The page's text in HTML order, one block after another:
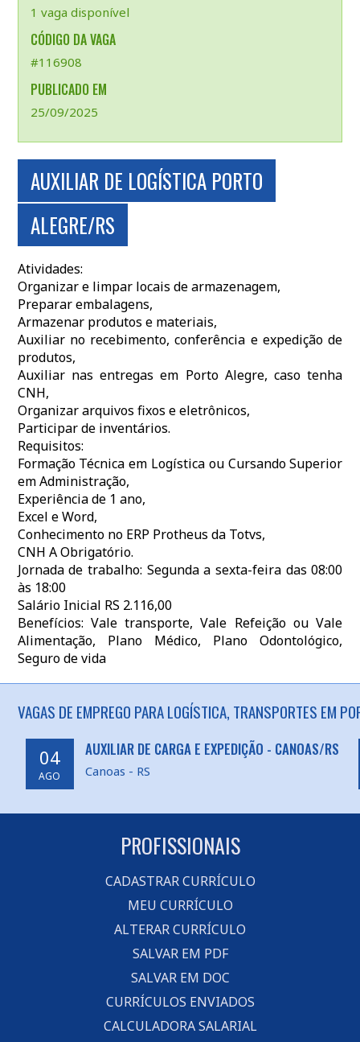
1 vaga disponível
CÓDIGO DA VAGA
#116908
PUBLICADO EM
25/09/2025
AUXILIAR DE LOGÍSTICA PORTO
ALEGRE/RS
Atividades:
Organizar e limpar locais de armazenagem,
Preparar embalagens,
Armazenar produtos e materiais,
Auxiliar no recebimento, conferência e expedição de
produtos,
Auxiliar nas entregas em Porto Alegre, caso tenha
CNH,
Organizar arquivos fixos e eletrônicos,
Participar de inventários.
Requisitos:
Formação Técnica em Logística ou Cursando Superior
em Administração,
Experiência de 1 ano,
Excel e Word,
Conhecimento no ERP Protheus da Totvs,
CNH A Obrigatório.
Jornada de trabalho: Segunda a sexta-feira das 08:00
às 18:00
Salário Inicial RS 2.116,00
Benefícios: Vale transporte, Vale Refeição ou Vale
Alimentação, Plano Médico, Plano Odontológico,
Seguro de vida
VAGAS DE EMPREGO PARA LOGÍSTICA, TRANSPORTES EM
04
AGO
AUXILIAR DE CARGA E EXPEDIÇÃO - CANOAS/RS
Canoas - RS
PROFISSIONAIS
CADASTRAR CURRÍCULO
MEU CURRÍCULO
ALTERAR CURRÍCULO
SALVAR EM PDF
SALVAR EM DOC
CURRÍCULOS ENVIADOS
CALCULADORA SALARIAL